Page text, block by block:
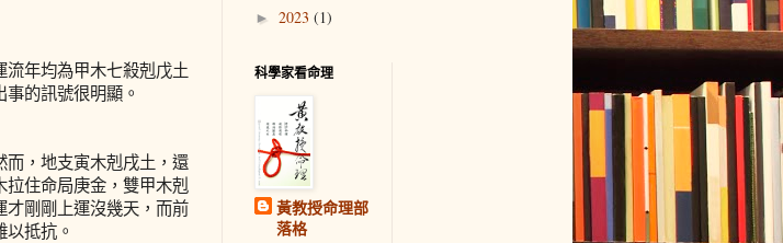
年均為甲木七殺剋戊土
的訊號很明顯。
，地支寅木剋戌土，還
拉住命局庚金，雙甲木剋
才剛剛上運沒幾天，而前
抵抗。
► 2023 (1)
科學家看命理
黃教授命理部
落格